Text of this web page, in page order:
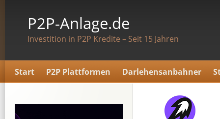
P2P-Anlage.de
Investition in P2P Kredite – Seit 15 Jahren
Start P2P Plattformen Darlehensanbahner